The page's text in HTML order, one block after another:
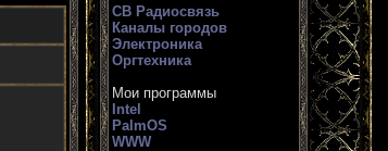
СВ Радиосвязь
Каналы городов
Электроника
Оргтехника
Мои программы
Intel
PalmOS
WWW